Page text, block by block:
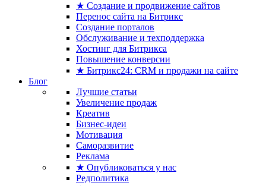
★ Создание и продвижение сайтов
Перенос сайта на Битрикс
Создание порталов
Обслуживание и техподдержка
Хостинг для Битрикса
Повышение конверсии
★ Битрикс24: CRM и продажи на сайте
Блог
Лучшие статьи
Увеличение продаж
Креатив
Бизнес-идеи
Мотивация
Саморазвитие
Реклама
★ Опубликоваться у нас
Редполитика